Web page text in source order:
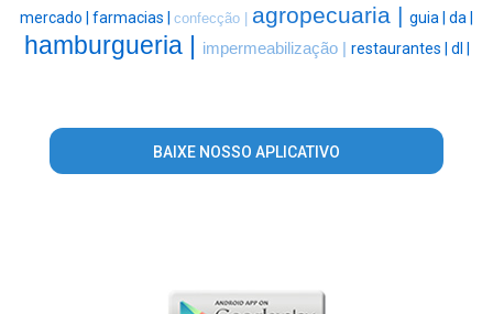
mercado | farmacias | confecção | agropecuaria | guia | da |
hamburgueria | impermeabilização | restaurantes | dl |
BAIXE NOSSO APLICATIVO